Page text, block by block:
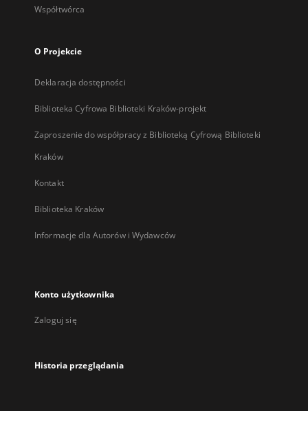
Współtwórca
O Projekcie
Deklaracja dostępności
Biblioteka Cyfrowa Biblioteki Kraków-projekt
Zaproszenie do współpracy z Biblioteką Cyfrową Biblioteki
Kraków
Kontakt
Biblioteka Kraków
Informacje dla Autorów i Wydawców
Konto użytkownika
Zaloguj się
Historia przeglądania